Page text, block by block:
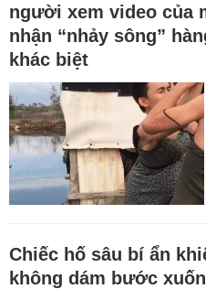
người xem video của
nhận “nhảy sông”
khác biệt
Chiếc hố sâu bí ẩn
không dám bước